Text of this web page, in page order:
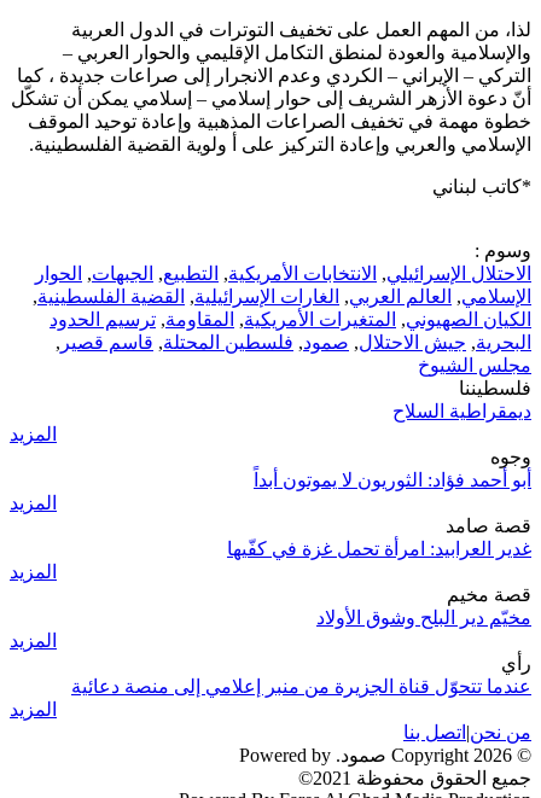
لذا، من المهم العمل على تخفيف التوترات في الدول العربية
والإسلامية والعودة لمنطق التكامل الإقليمي والحوار العربي –
التركي – الإيراني – الكردي وعدم الانجرار إلى صراعات جديدة ، كما
أنّ دعوة الأزهر الشريف إلى حوار إسلامي – إسلامي يمكن أن تشكّل
خطوة مهمة في تخفيف الصراعات المذهبية وإعادة توحيد الموقف
الإسلامي والعربي وإعادة التركيز على أ ولوية القضية الفلسطينية.
*كاتب لبناني
وسوم :
الاحتلال الإسرائيلي, الانتخابات الأمريكية, التطبيع, الجبهات, الحوار
الإسلامي, العالم العربي, الغارات الإسرائيلية, القضية الفلسطينية,
الكيان الصهيوني, المتغيرات الأمريكية, المقاومة, ترسيم الحدود
البحرية, جيش الاحتلال, صمود, فلسطين المحتلة, قاسم قصير ,
مجلس الشيوخ
فلسطيننا
ديمقراطية السلاح
المزيد
وجوه
أبو أحمد فؤاد: الثوريون لا يموتون أبداً
المزيد
قصة صامد
غدير العرابيد: امرأة تحمل غزة في كفّيها
المزيد
قصة مخيم
مخيّم دير البلح وشوق الأولاد
المزيد
رأي
عندما تتحوّل قناة الجزيرة من منبر إعلامي إلى منصة دعائية
المزيد
من نحن| اتصل بنا
© 2026 Copyright صمود. Powered by
جميع الحقوق محفوظة 2021©